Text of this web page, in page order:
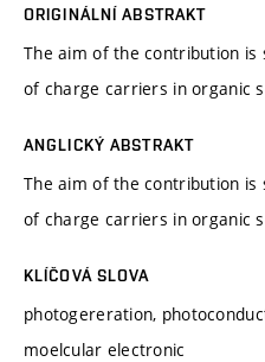
ORIGINÁLNÍ ABSTRAKT
The aim of the contribution
of charge carriers in organic
ANGLICKÝ ABSTRAKT
The aim of the contribution
of charge carriers in organic
KLÍČOVÁ SLOVA
photogereration,
moelcular electronic